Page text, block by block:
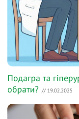
Подагра та
обрати? // 19.02.2025